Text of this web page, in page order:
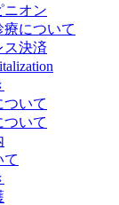
ニオン
について
ス決済
ついて
ついて
て